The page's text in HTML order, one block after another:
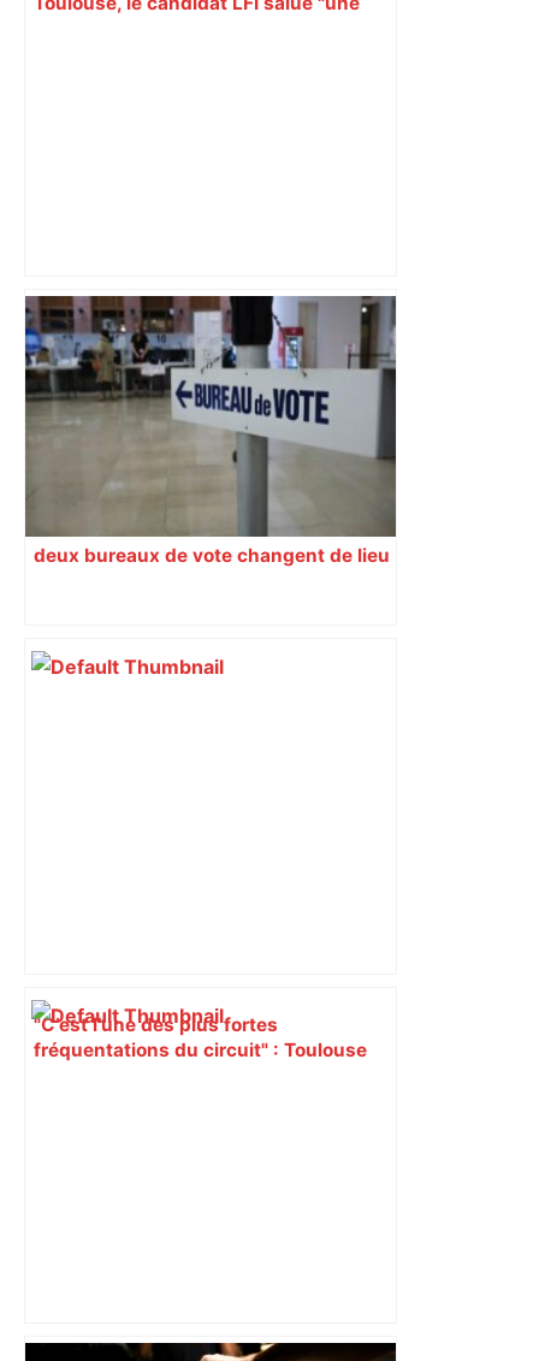
Vous pensiez que c’était comme une
voiture ? La vérité sur les avions qui
reculent – ici.fr
deux bureaux de vote changent de lieu
"C’est l’une des plus fortes
fréquentations du circuit" : Toulouse